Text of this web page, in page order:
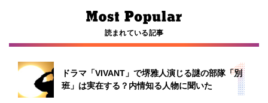
読まれている記事
ドラマ「VIVANT」で堺雅人演じる謎の部隊「別
班」は実在する？内情知る人物に聞いた